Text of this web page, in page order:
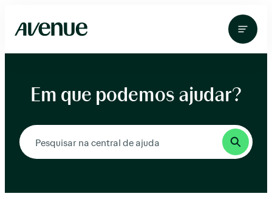
para
conteúdo
Em que podemos ajudar?